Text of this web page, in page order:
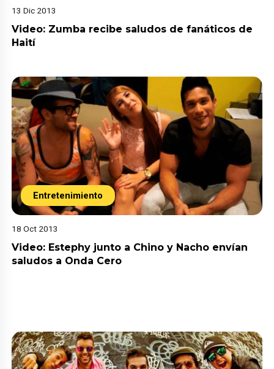
13 Dic 2013
Video: Zumba recibe saludos de fanáticos de
Haití
Entretenimiento
18 Oct 2013
Video: Estephy junto a Chino y Nacho envían
saludos a Onda Cero